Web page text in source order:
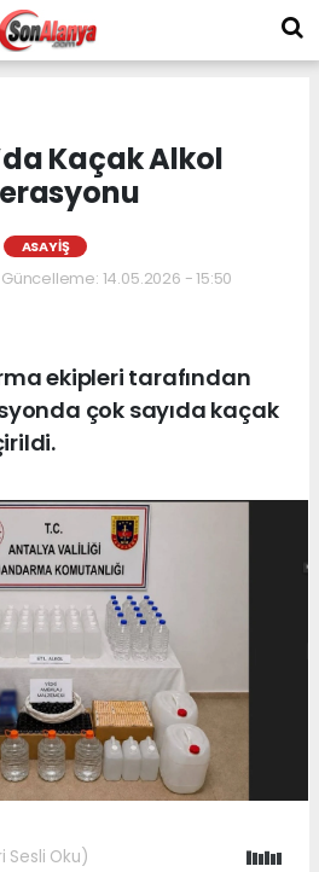
Kaçak Alkol
ASAYİŞ
14.05.2026 - 15:50
ekipleri tarafından
çok sayıda kaçak
Sesli Oku)